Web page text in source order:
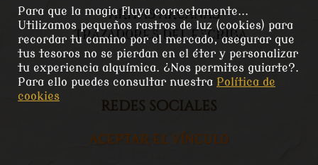
VARITAS ARCANAS
TRAZADORES DEL ESCRIBA
redes sociales
Para que la magia fluya correctamente...
Utilizamos pequeños rastros de luz (cookies) para
recordar tu camino por el mercado, asegurar que
tus tesoros no se pierdan en el éter y personalizar
tu experiencia alquímica. ¿Nos permites guiarte?.
Para ello puedes consultar nuestra Política de
cookies
ACEPTAR EL VÍNCULO